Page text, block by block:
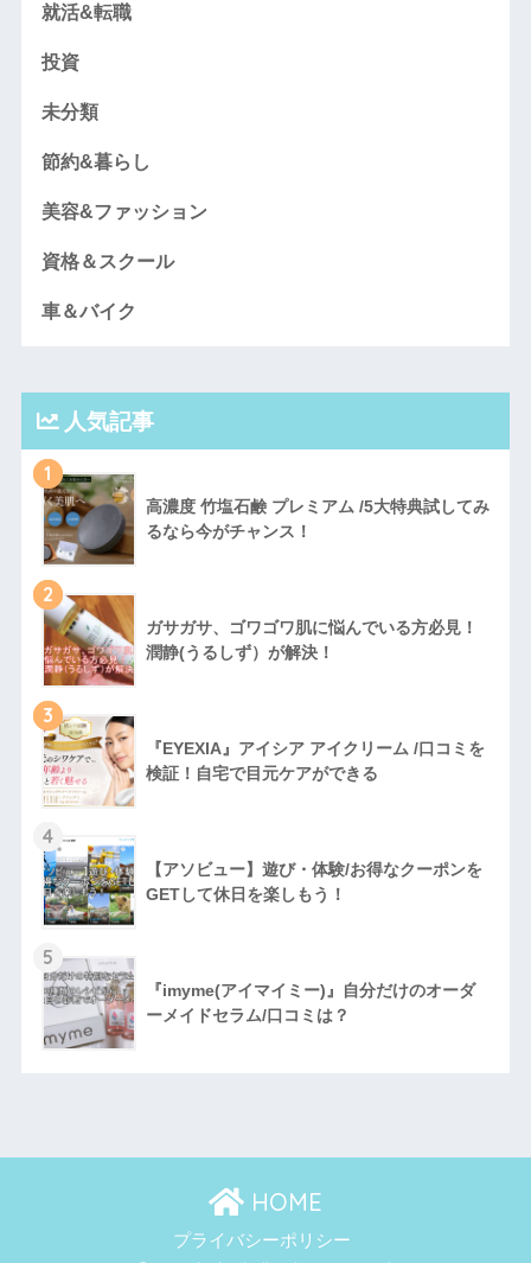
就活&転職
投資
未分類
節約&暮らし
美容&ファッション
資格＆スクール
車＆バイク
人気記事
1
高濃度 竹塩石鹸 プレミアム /5大特典試してみ
るなら今がチャンス！
2
ガサガサ、ゴワゴワ肌に悩んでいる方必見！
潤静(うるしず）が解決！
3
『EYEXIA』アイシア アイクリーム /口コミを
検証！自宅で目元ケアができる
4
【アソビュー】遊び・体験/お得なクーポンを
GETして休日を楽しもう！
5
『imyme(アイマイミー)』自分だけのオーダ
ーメイドセラム/口コミは？
HOME
プライバシーポリシー